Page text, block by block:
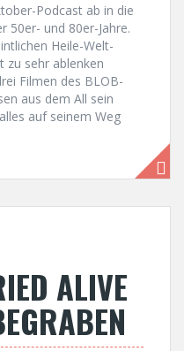
Podcast ab in die
50er- und 80er-Jahre.
Heile-Welt-
zu sehr ablenken
Filmen des BLOB-
aus dem All sein
auf seinem Weg
ALIVE